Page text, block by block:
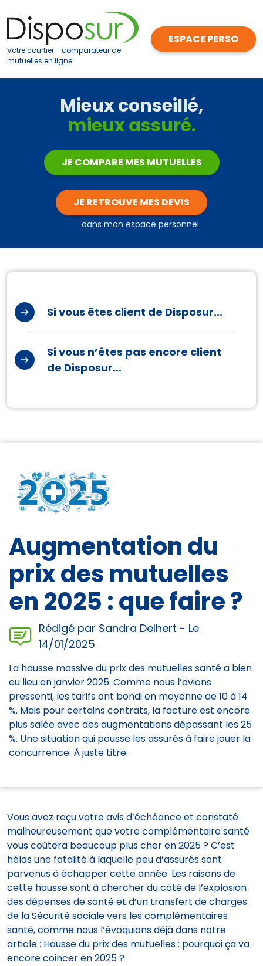
Votre courtier - comparateur de
mutuelles en ligne
Mieux conseillé,
mieux assuré.
JE COMPARE MES MUTUELLES
JE RETROUVE MES DEVIS
dans mon espace personnel
Si vous êtes client de Disposur...
Si vous n’êtes pas encore client
de Disposur...
Augmentation du
prix des mutuelles
en 2025 : que faire ?
Rédigé par Sandra Delhert - Le
14/01/2025
La hausse massive du prix des mutuelles santé a bien
eu lieu en janvier 2025. Comme nous l’avions
pressenti, les tarifs ont bondi en moyenne de 10 à 14
%. Mais pour certains contrats, la facture est encore
plus salée avec des augmentations dépassant les 25
%. Une situation qui pousse les assurés à faire jouer la
concurrence. À juste titre.
Vous avez reçu votre avis d’échéance et constaté
malheureusement que votre complémentaire santé
vous coûtera beaucoup plus cher en 2025 ? C’est
hélas une fatalité à laquelle peu d’assurés sont
parvenus à échapper cette année. Les raisons de
cette hausse sont à chercher du côté de l’explosion
des dépenses de santé et d’un transfert de charges
de la Sécurité sociale vers les complémentaires
santé, comme nous l’évoquions déjà dans notre
article : Hausse du prix des mutuelles : pourquoi ça va
encore coincer en 2025 ?